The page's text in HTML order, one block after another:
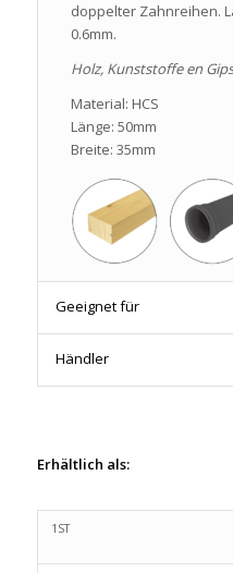
doppelter Zahnreihen.
0.6mm.
Holz, Kunststoffe en
Material: HCS
Länge: 50mm
Breite: 35mm
Geeignet für
Händler
Erhältlich als:
1ST